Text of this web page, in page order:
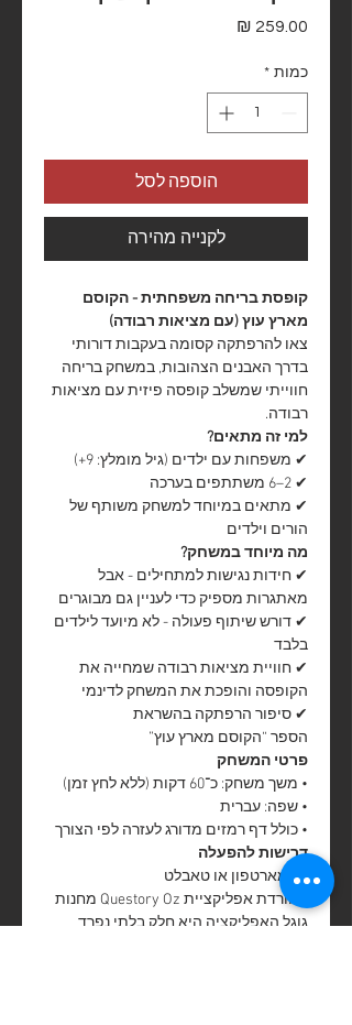
כמות *
הוספה לסל
לקנייה מהירה
קופסת בריחה משפחתית - הקוסם
מארץ עוץ (עם מציאות רבודה)
צאו להרפתקה קסומה בעקבות דורותי
בדרך האבנים הצהובות, במשחק בריחה
חווייתי שמשלב קופסה פיזית עם מציאות
רבודה.
למי זה מתאים?
✔ משפחות עם ילדים (גיל מומלץ: 9+)
✔ 2–6 משתתפים בערכה
✔ מתאים במיוחד למשחק משותף של
הורים וילדים
מה מיוחד במשחק?
✔ חידות נגישות למתחילים - אבל
מאתגרות מספיק כדי לעניין גם מבוגרים
✔ דורש שיתוף פעולה - לא מיועד לילדים
בלבד
✔ חוויית מציאות רבודה שמחייה את
הקופסה והופכת את המשחק לדינמי
✔ סיפור הרפתקה בהשראת
הספר “הקוסם מארץ עוץ”
פרטי המשחק
• משך משחק: כ־60 דקות (ללא לחץ זמן)
• שפה: עברית
• כולל דף רמזים מדורג לעזרה לפי הצורך
דרישות להפעלה
• סמארטפון או טאבלט
• הורדת אפליקציית Questory Oz מחנות
גוגל האפליקציה היא חלק בלתי נפרד